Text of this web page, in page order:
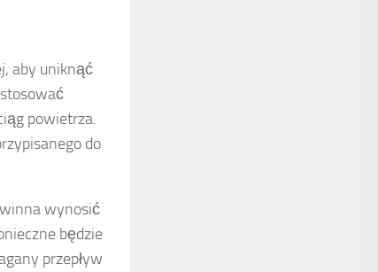
aby uniknąć
powietrza.
do
wynosić
będzie
przepływ